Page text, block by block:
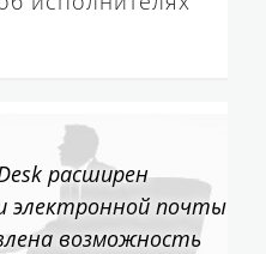
расширен
электронной почты
возможность